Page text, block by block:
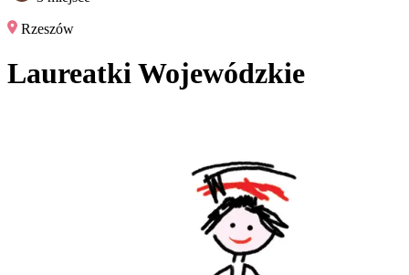
Rzeszów
Laureatki Wojewódzkie